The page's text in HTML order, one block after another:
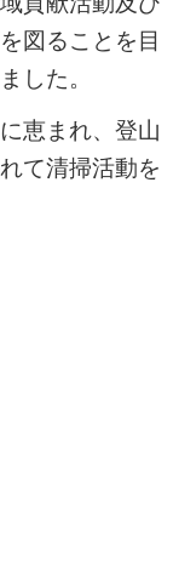
図ることを目
した。
恵まれ、登山
て清掃活動を